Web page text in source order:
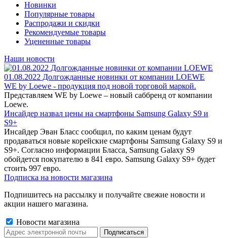
Новинки
Популярные товары
Распродажи и скидки
Рекомендуемые товары
Уцененные товары
Наши новости
01.08.2022 Долгожданные новинки от компании LOEWE
WE by Loewe - продукция под новой торговой маркой.
Представляем WE by Loewe – новый саббренд от компании
Loewe.
Инсайдер назвал цены на смартфоны Samsung Galaxy S9 и
S9+
Инсайдер Эван Бласс сообщил, по каким ценам будут
продаваться новые корейские смартфоны Samsung Galaxy S9 и
S9+. Согласно информации Бласса, Samsung Galaxy S9
обойдется покупателю в 841 евро. Samsung Galaxy S9+ будет
стоить 997 евро.
Подписка на новости магазина
Подпишитесь на рассылку и получайте свежие новости и
акции нашего магазина.
Новости магазина